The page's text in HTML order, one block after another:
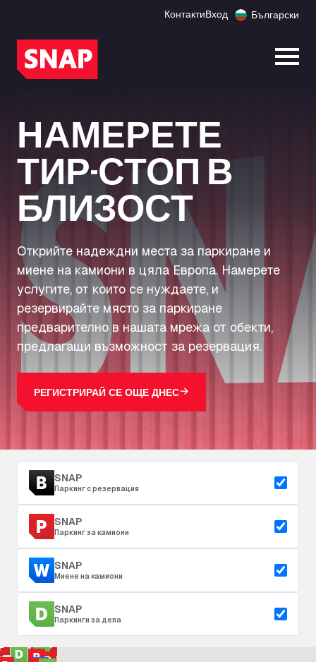
КонтактиВход Български
НАМЕРЕТЕ
ТИР-СТОП В
БЛИЗОСТ
Открийте надеждни места за паркиране и
миене на камиони в цяла Европа. Намерете
услугите, от които се нуждаете, и
резервирайте място за паркиране
предварително в нашата мрежа от обекти,
предлагащи възможност за резервация.
РЕГИСТРИРАЙ СЕ ОЩЕ ДНЕС
SNAP
Паркинг с резервация
SNAP
Паркинг за камиони
SNAP
Миене на камиони
SNAP
Паркинги за депа